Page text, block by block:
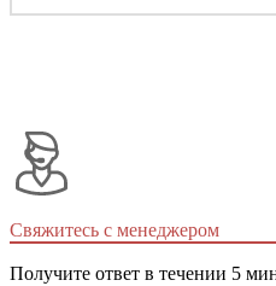
Свяжитесь с менеджером
Получите ответ в течении 5